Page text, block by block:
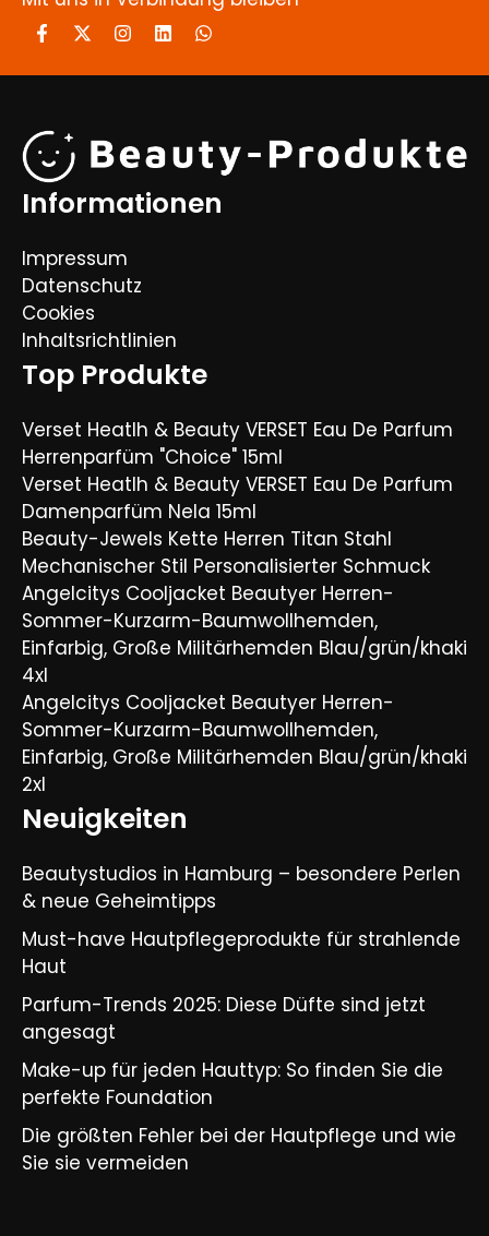
Informationen
Impressum
Datenschutz
Cookies
Inhaltsrichtlinien
Top Produkte
Verset Heatlh & Beauty VERSET Eau De Parfum
Herrenparfüm "Choice" 15ml
Verset Heatlh & Beauty VERSET Eau De Parfum
Damenparfüm Nela 15ml
Beauty-Jewels Kette Herren Titan Stahl
Mechanischer Stil Personalisierter Schmuck
Angelcitys Cooljacket Beautyer Herren-
Sommer-Kurzarm-Baumwollhemden,
Einfarbig, Große Militärhemden Blau/grün/khaki
4xl
Angelcitys Cooljacket Beautyer Herren-
Sommer-Kurzarm-Baumwollhemden,
Einfarbig, Große Militärhemden Blau/grün/khaki
2xl
Neuigkeiten
Beautystudios in Hamburg – besondere Perlen
& neue Geheimtipps
Must-have Hautpflegeprodukte für strahlende
Haut
Parfum-Trends 2025: Diese Düfte sind jetzt
angesagt
Make-up für jeden Hauttyp: So finden Sie die
perfekte Foundation
Die größten Fehler bei der Hautpflege und wie
Sie sie vermeiden